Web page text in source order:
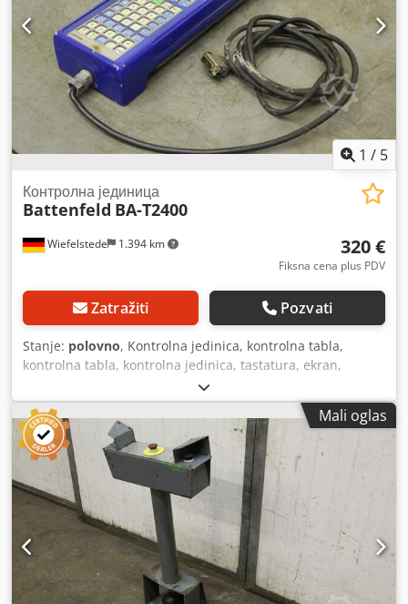
1 / 5
Wiefelstede 1.394 km
Контролна јединица
Battenfeld BA-T2400
320 €
Fiksna cena plus PDV
Zatražiti Pozvati
Stanje: polovno, Kontrolna jedinica, kontrolna tabla,
kontrolna tabla, kontrolna jedinica, tastatura, ekran,
kontrola, ručni terminal -Proizvođač: Battenfeld, kontrolna
jedinica iz mašine za kalup za ubrizgavanje BA-T2400 -
Dimenzije: 380/120 / H85 mm -Težina: 1,7 kg Credpfx
Asgypvlscwef
Mali oglas